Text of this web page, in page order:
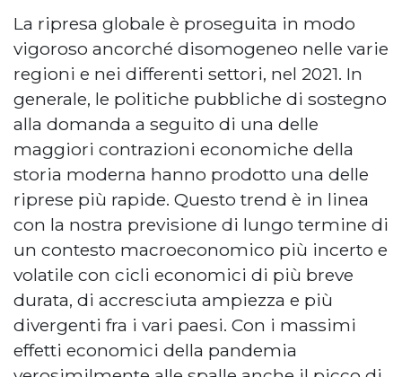
La ripresa globale è proseguita in modo
vigoroso ancorché disomogeneo nelle varie
regioni e nei differenti settori, nel 2021. In
generale, le politiche pubbliche di sostegno
alla domanda a seguito di una delle
maggiori contrazioni economiche della
storia moderna hanno prodotto una delle
riprese più rapide. Questo trend è in linea
con la nostra previsione di lungo termine di
un contesto macroeconomico più incerto e
volatile con cicli economici di più breve
durata, di accresciuta ampiezza e più
divergenti fra i vari paesi. Con i massimi
effetti economici della pandemia